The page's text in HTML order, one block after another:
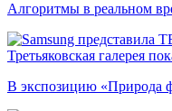
Алгоритмы в реальном
Третьяковская галерея
В экспозицию «Природа